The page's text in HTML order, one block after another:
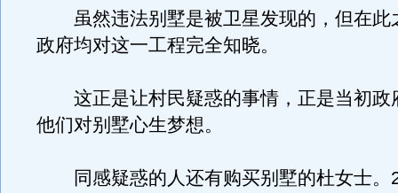
虽然违法别墅是被卫星发现的，但在此
政府均对这一工程完全知晓。
这正是让村民疑惑的事情，正是当初政
他们对别墅心生梦想。
同感疑惑的人还有购买别墅的杜女士。